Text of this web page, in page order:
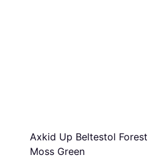
Axkid Up Beltestol Forest
Moss Green